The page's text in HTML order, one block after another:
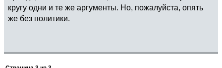
кругу одни и те же аргументы. Но, пожалуйста, опять
же без политики.